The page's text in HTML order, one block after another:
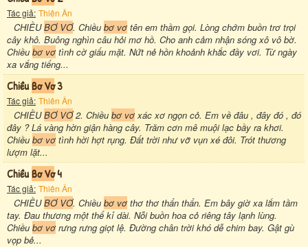
Tác giả: Thiên Ân
CHIỀUBƠ VƠ. Chiều bơ vơ tên em thầm gọi. Lòng chớm buồn trơ trọi
cây khô. Buông nghìn câu hỏi mơ hồ. Cho anh cảm nhận sóng xô vô bờ.
Chiều bơ vơ tình cờ giấu mặt. Nứt nẻ hồn khoảnh khắc đầy vơi. Từ ngày
xa vắng tiếng...
ChiềuBơ Vơ3
Tác giả: Thiên Ân
CHIỀUBƠ VƠ2. Chiều bơ vơ xác xơ ngọn cỏ. Em về đâu , đây đó , đó
đây ? Lá vàng hờn giận hàng cây. Trăm cơn mê muội lạc bầy ra khơi.
Chiều bơ vơ tình hời hợt rụng. Đất trời như vỡ vụn xé đôi. Trót thương
lượm lặt...
ChiềuBơ Vơ4
Tác giả: Thiên Ân
CHIỀUBƠ VƠ. Chiều bơ vơ thơ thơ thẩn thẩn. Em bây giờ xa lắm tầm
tay. Đau thương một thế kỉ dài. Nỗi buồn hoa cỏ riêng tây lạnh lùng.
Chiều bơ vơ rưng rưng giọt lệ. Đường chân trời khó dễ chim bay. Gật gù
vọp bẻ...